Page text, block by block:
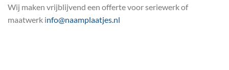
Wij maken vrijblijvend een offerte voor seriewerk of
maatwerk info@naamplaatjes.nl